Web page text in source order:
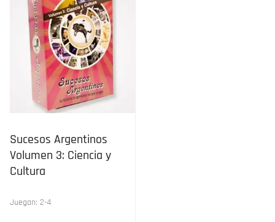
Sucesos Argentinos
Volumen 3: Ciencia y
Cultura
Juegan: 2-4